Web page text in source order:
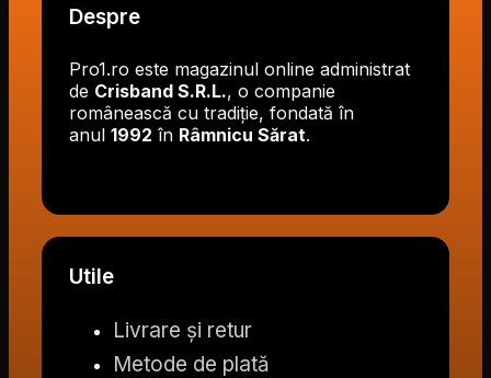
Despre
Pro1.ro este magazinul online administrat
de Crisband S.R.L., o companie
românească cu tradiție, fondată în
anul 1992 în Râmnicu Sărat.
Utile
Livrare și retur
Metode de plată